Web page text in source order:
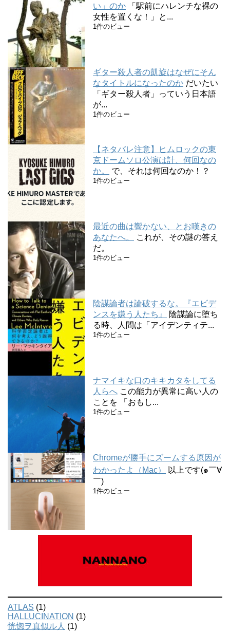
い」のか
「駅前にハレンチな裸の
女性を置くな！」と...
1件のビュー
ギター殺人者の凱旋はなぜにそん
なタイトルになったのか だいたい
「ギター殺人者」っていう日本語
が...
1件のビュー
【ネタバレ注意】ヒムロックの東
京ドームソロ公演は計、何回なの
か。
で、それは何回なのか！？
1件のビュー
最近の曲は響かない、とお嘆きの
あなたへ。
これが、その謎の答え
だ。
1件のビュー
陰謀論者は論破するな。『エビデ
ンスを嫌う人たち』
陰謀論に堕ち
る時、人間は「アイデンティテ...
1件のビュー
ナマイキな口のキキカタをしてる
人らへ この能力が異常に高い人の
ことを 「おもし...
1件のビュー
Chromeが勝手にズームする原因が
わかったよ（Mac）
以上です(๑￣∀
￣)
1件のビュー
ATLAS (1)
HALLUCINATION (1)
恍惚ヲ真似ル人 (1)